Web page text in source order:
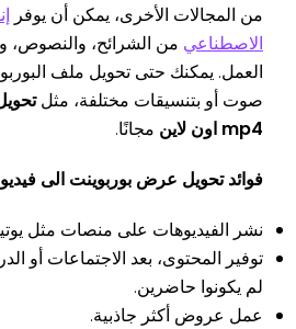
من المجالات الأخرى، يمكن أن يوفر
الاصطناعي من الشرائح، والنصوص،
العمل. يمكنك حتى تحويل ملف
صوت أو بتنسيقات مختلفة، مثل
mp4 اون لاين
مجانًا.
فوائد تحويل عرض بوربوينت الى
نشر الفيديوهات على منصات مثل
توفير المحتوى، بعد الاجتماعات أو
لم يكونوا حاضرين.
عمل عروض أكثر جاذبية.